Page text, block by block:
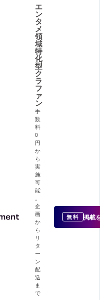
エ
ン
タ
メ
領
域
特
化
型
ク
ラ
フ
ァ
ン
手
数
料
0
円
か
ら
実
施
可
能
企
画
か
ら
リ
タ
ー
ン
配
送
ま
で
無料 掲載